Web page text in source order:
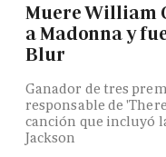
Muere William
a Madonna y
Blur
Ganador de tres
responsable de
canción que incluyó
Jackson